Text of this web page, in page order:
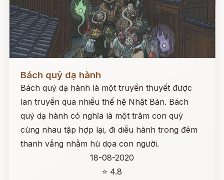
Bách quỷ dạ hành
Bách quỷ dạ hành là một truyền thuyết được
lan truyền qua nhiều thế hệ Nhật Bản. Bách
quỷ dạ hành có nghĩa là một trăm con quỷ
cùng nhau tập hợp lại, đi diễu hành trong đêm
thanh vắng nhằm hù dọa con người.
18-08-2020
⭐ 4.8